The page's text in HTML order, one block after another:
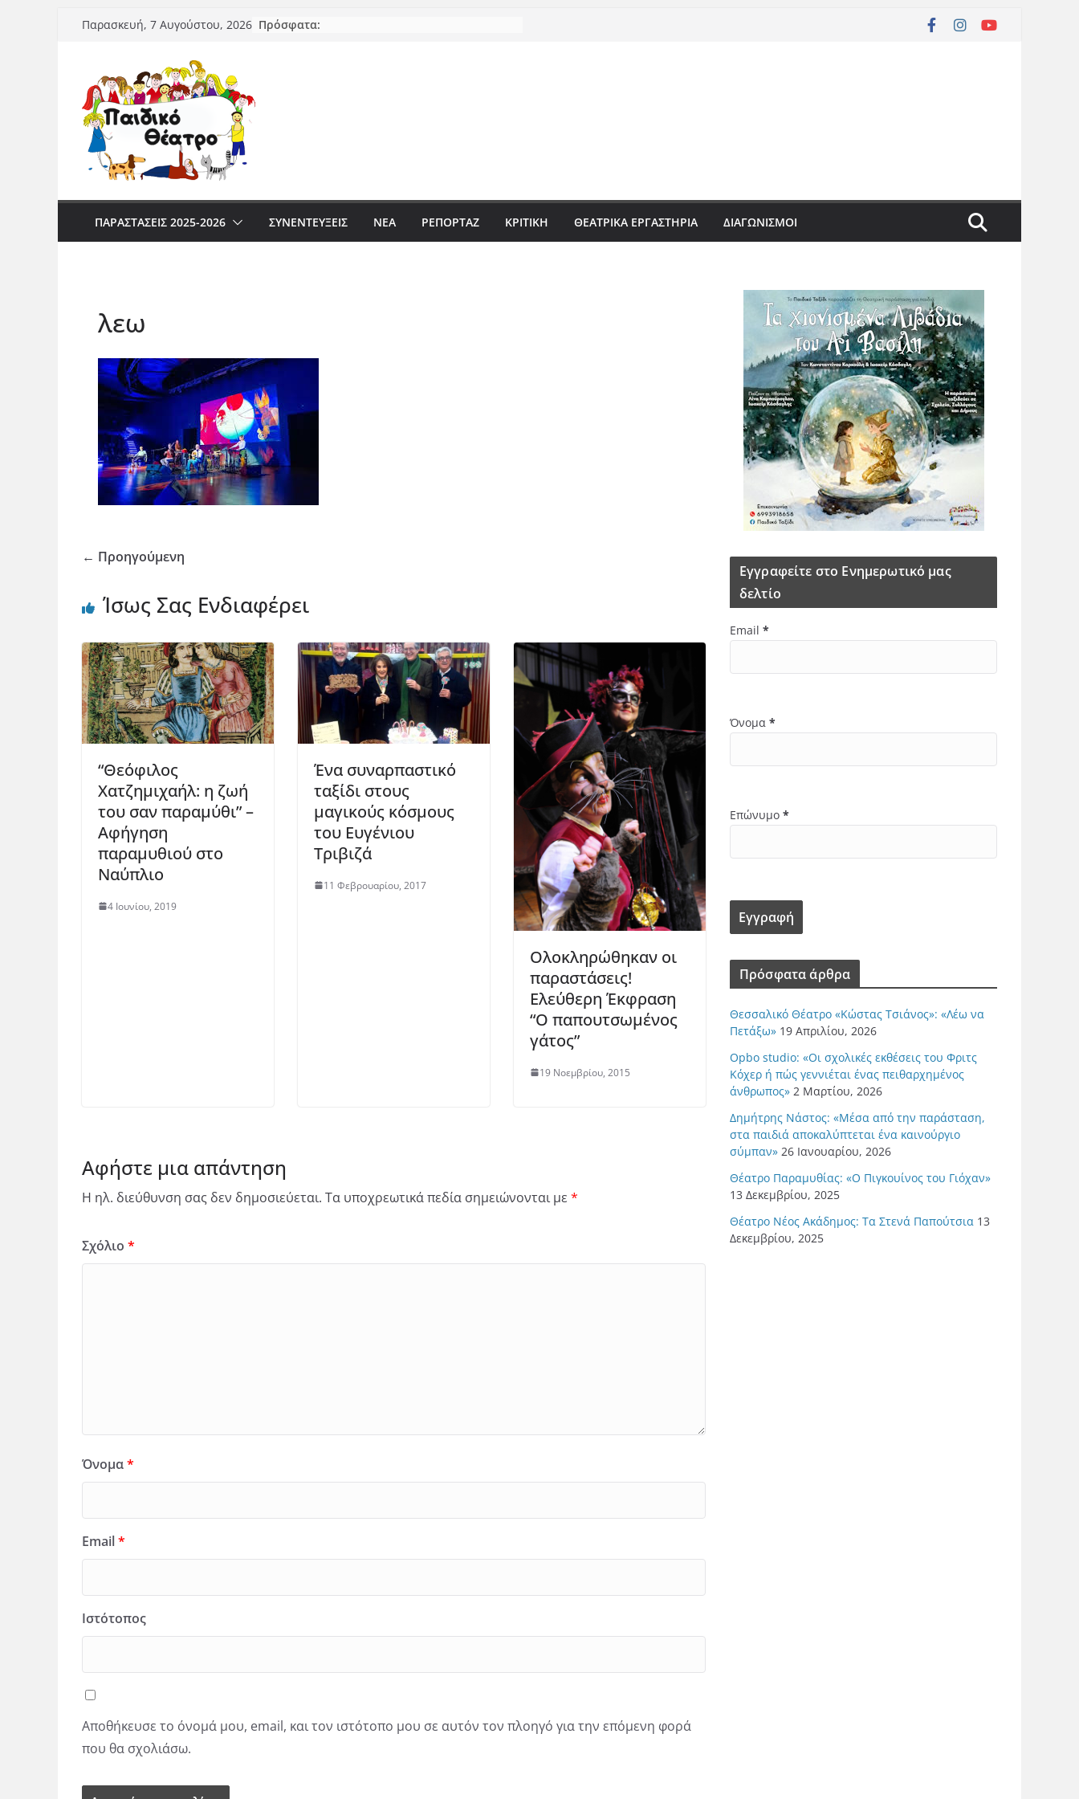
Μετάβαση
Παρασκευή, 7 Αυγούστου, 2026 Πρόσφατα:
ΠΑΡΑΣΤΆΣΕΙΣ 2025-2026 ΣΥΝΕΝΤΕΥΞΕΙΣ ΝΈΑ ΡΕΠΟΡΤΆΖ ΚΡΙΤΙΚΗ ΘΕΑΤΡΙΚΑ ΕΡΓΑΣΤΗΡΙΑ ΔΙΑΓΩΝΙΣΜΟΙ
λεω
← Προηγούμενη
Ίσως Σας Ενδιαφέρει
“Θεόφιλος
Χατζημιχαήλ: η ζωή
του σαν παραμύθι” –
Αφήγηση
παραμυθιού στο
Ναύπλιο
4 Ιουνίου, 2019
Ένα συναρπαστικό
ταξίδι στους
μαγικούς κόσμους
του Ευγένιου
Τριβιζά
11 Φεβρουαρίου, 2017
Ολοκληρώθηκαν οι
παραστάσεις!
Ελεύθερη Έκφραση
“Ο παπουτσωμένος
γάτος”
19 Νοεμβρίου, 2015
Αφήστε μια απάντηση
Η ηλ. διεύθυνση σας δεν δημοσιεύεται. Τα υποχρεωτικά πεδία σημειώνονται με *
Σχόλιο *
Όνομα*
Email*
Ιστότοπος
Αποθήκευσε το όνομά μου, email, και τον ιστότοπο μου σε αυτόν τον πλοηγό για την επόμενη φορά
που θα σχολιάσω.
Εγγραφείτε στο Ενημερωτικό μας
δελτίο
Email *
Όνομα *
Επώνυμο *
Πρόσφατα άρθρα
Θεσσαλικό Θέατρο «Κώστας Τσιάνος»: «Λέω να
Πετάξω» 19 Απριλίου, 2026
Opbo studio: «Οι σχολικές εκθέσεις του Φριτς
Κόχερ ή πώς γεννιέται ένας πειθαρχημένος
άνθρωπος» 2 Μαρτίου, 2026
Δημήτρης Νάστος: «Μέσα από την παράσταση,
στα παιδιά αποκαλύπτεται ένα καινούργιο
σύμπαν» 26 Ιανουαρίου, 2026
Θέατρο Παραμυθίας: «Ο Πιγκουίνος του Γιόχαν»
13 Δεκεμβρίου, 2025
Θέατρο Νέος Ακάδημος: Τα Στενά Παπούτσια 13
Δεκεμβρίου, 2025